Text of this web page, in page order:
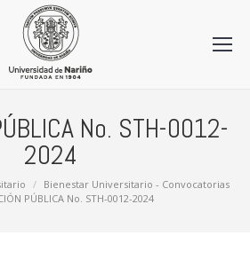
No. STH-0012-
2024
Bienestar Universitario - Convocatorias
PÚBLICA No. STH-0012-2024